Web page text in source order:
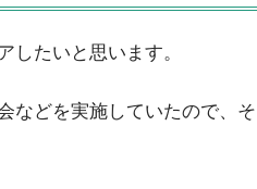
したいと思います。
などを実施していたので、そ